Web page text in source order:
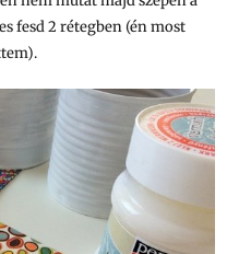
fesd 2 rétegben (én most